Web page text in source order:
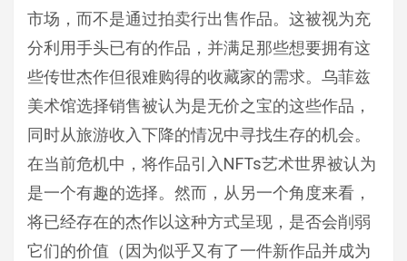
市场，而不是通过拍卖行出售作品。这被视为充
分利用手头已有的作品，并满足那些想要拥有这
些传世杰作但很难购得的收藏家的需求。乌菲兹
美术馆选择销售被认为是无价之宝的这些作品，
同时从旅游收入下降的情况中寻找生存的机会。
在当前危机中，将作品引入NFTs艺术世界被认为
是一个有趣的选择。然而，从另一个角度来看，
将已经存在的杰作以这种方式呈现，是否会削弱
它们的价值（因为似乎又有了一件新作品并成为